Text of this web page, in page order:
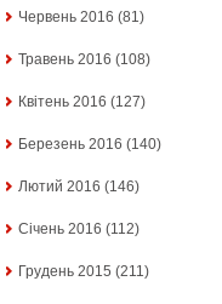
Червень 2016 (81)
Травень 2016 (108)
Квітень 2016 (127)
Березень 2016 (140)
Лютий 2016 (146)
Січень 2016 (112)
Грудень 2015 (211)